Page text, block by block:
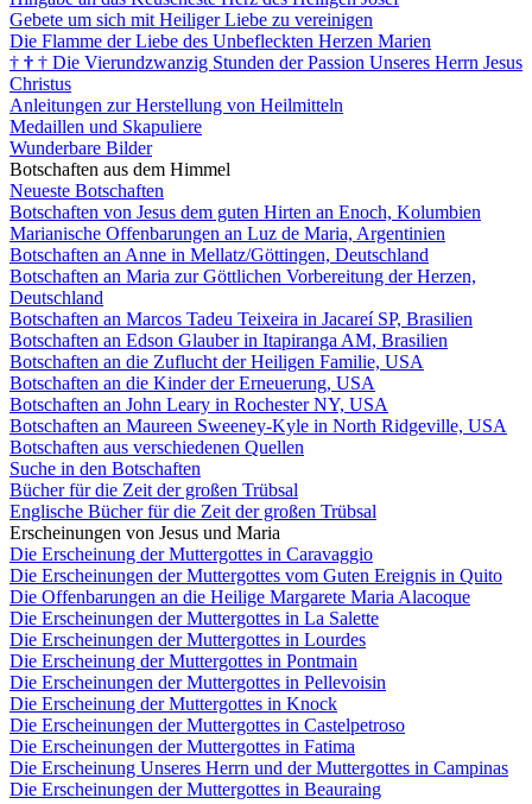
Gebete um sich mit Heiliger Liebe zu vereinigen
Die Flamme der Liebe des Unbefleckten Herzen Marien
† † † Die Vierundzwanzig Stunden der Passion Unseres Herrn Jesus
Christus
Anleitungen zur Herstellung von Heilmitteln
Medaillen und Skapuliere
Wunderbare Bilder
Botschaften aus dem Himmel
Neueste Botschaften
Botschaften von Jesus dem guten Hirten an Enoch, Kolumbien
Marianische Offenbarungen an Luz de Maria, Argentinien
Botschaften an Anne in Mellatz/Göttingen, Deutschland
Botschaften an Maria zur Göttlichen Vorbereitung der Herzen,
Deutschland
Botschaften an Marcos Tadeu Teixeira in Jacareí SP, Brasilien
Botschaften an Edson Glauber in Itapiranga AM, Brasilien
Botschaften an die Zuflucht der Heiligen Familie, USA
Botschaften an die Kinder der Erneuerung, USA
Botschaften an John Leary in Rochester NY, USA
Botschaften an Maureen Sweeney-Kyle in North Ridgeville, USA
Botschaften aus verschiedenen Quellen
Suche in den Botschaften
Bücher für die Zeit der großen Trübsal
Englische Bücher für die Zeit der großen Trübsal
Erscheinungen von Jesus und Maria
Die Erscheinung der Muttergottes in Caravaggio
Die Erscheinungen der Muttergottes vom Guten Ereignis in Quito
Die Offenbarungen an die Heilige Margarete Maria Alacoque
Die Erscheinungen der Muttergottes in La Salette
Die Erscheinungen der Muttergottes in Lourdes
Die Erscheinung der Muttergottes in Pontmain
Die Erscheinungen der Muttergottes in Pellevoisin
Die Erscheinung der Muttergottes in Knock
Die Erscheinungen der Muttergottes in Castelpetroso
Die Erscheinungen der Muttergottes in Fatima
Die Erscheinung Unseres Herrn und der Muttergottes in Campinas
Die Erscheinungen der Muttergottes in Beauraing